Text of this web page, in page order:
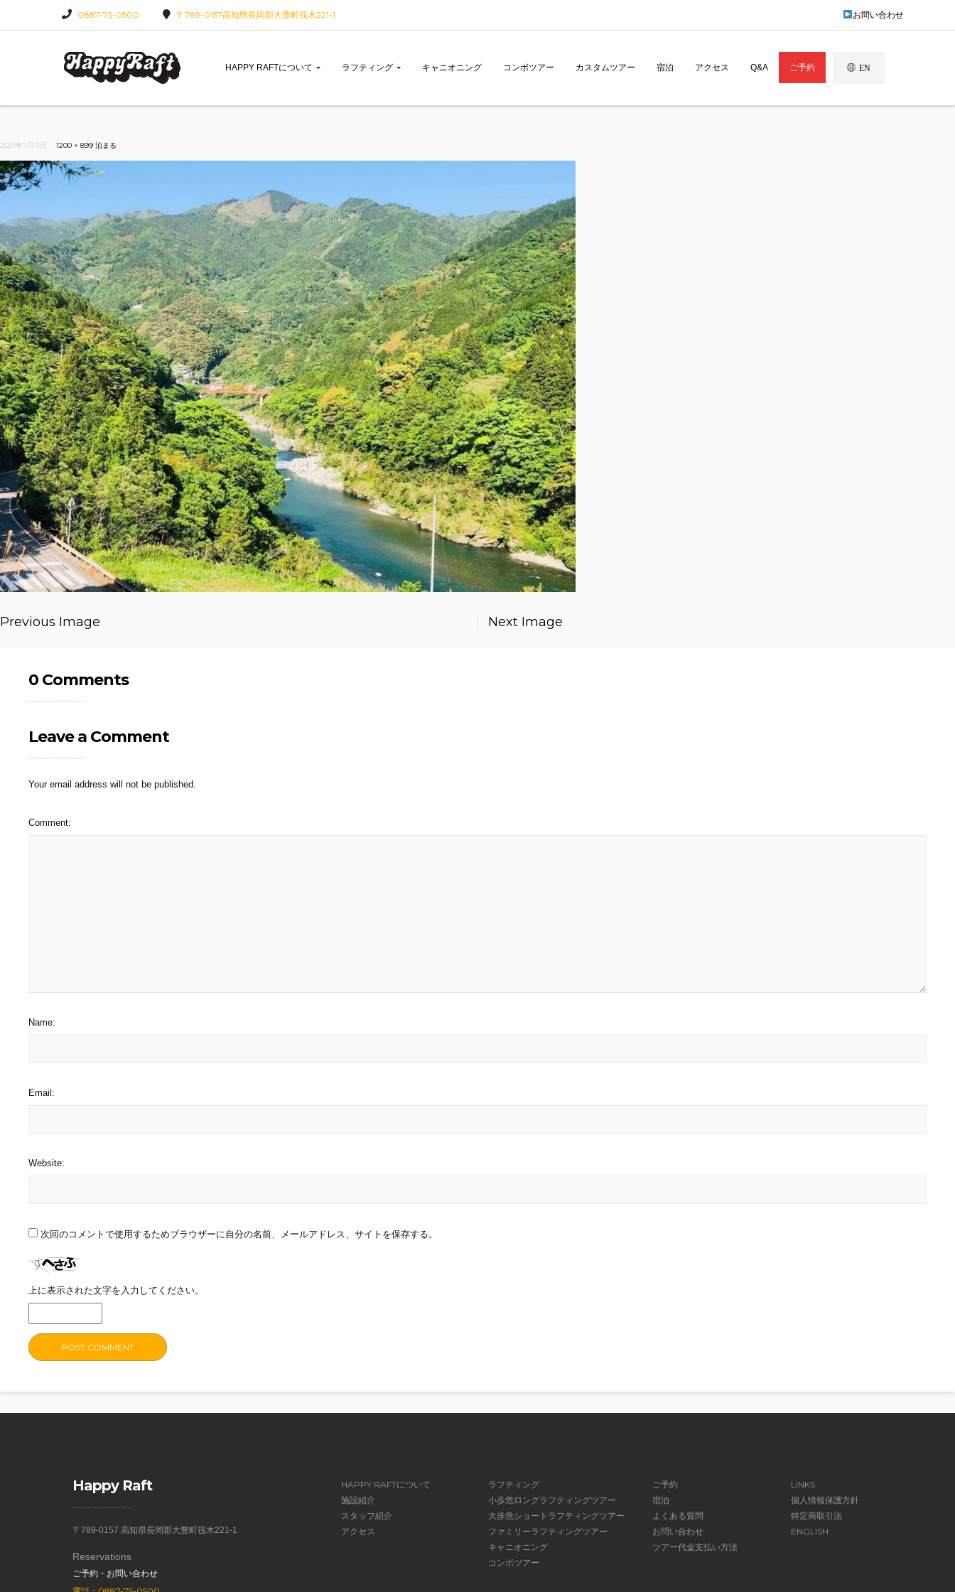
0887-75-0500 〒789-0157高知県長岡郡大豊町筏木221-1 お問い合わせ
HAPPY RAFTについて ラフティング キャニオニング コンボツアー カスタムツアー 宿泊 アクセス Q&A ご予約 EN
2021年7月11日 1200 × 899 泊まる
Previous Image Next Image
0 Comments
Leave a Comment
Your email address will not be published.
Comment:
Name:
Email:
Website:
次回のコメントで使用するためブラウザーに自分の名前、メールアドレス、サイトを保存する。
上に表示された文字を入力してください。
Happy Raft
〒789-0157 高知県長岡郡大豊町筏木221-1
Reservations
ご予約・お問い合わせ
HAPPY RAFTについて
施設紹介
スタッフ紹介
アクセス
ラフティング
小歩危ロングラフティングツアー
大歩危ショートラフティングツアー
ファミリーラフティングツアー
キャニオニング
コンボツアー
ご予約
宿泊
よくある質問
お問い合わせ
ツアー代金支払い方法
LINKS
個人情報保護方針
特定商取引法
ENGLISH